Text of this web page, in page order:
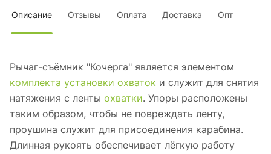
Описание Отзывы Оплата Доставка Опт
Рычаг-съёмник "Кочерга" является элементом
комплекта установки охваток и служит для снятия
натяжения с ленты охватки. Упоры расположены
таким образом, чтобы не повреждать ленту,
проушина служит для присоединения карабина.
Длинная рукоять обеспечивает лёгкую работу